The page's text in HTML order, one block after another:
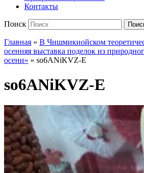
Контакты
Поиск
Главная » В Чишмикиойском
осенняя выставка поделок из
осени» » so6ANiKVZ-E
so6ANiKVZ-E